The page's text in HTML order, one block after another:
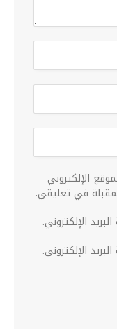
الإلكتروني
في تعليقي.
الإلكتروني.
الإلكتروني.